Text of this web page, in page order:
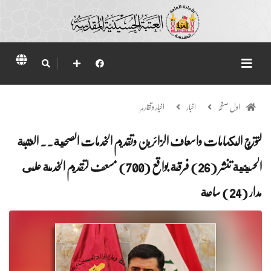
اول صفحہ اخبار اخبار وتقارير
لتوزيع الكمامات واسعاف الزائرين وتقديم الخدمات الصحية.. العتبة
الحسينية تنشر (26) فرقة بواقع (700) مسعف لتقديم الخدمة على
مدار (24) ساعة